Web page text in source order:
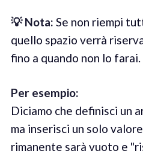
💡 Nota: Se non riempi
quello spazio verrà
fino a quando non lo farai.
Per esempio:
Diciamo che definisci un
ma inserisci un solo
rimanente sarà vuoto e